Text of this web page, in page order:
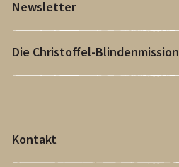
Newsletter
Die Christoffel-Blindenmission
Kontakt